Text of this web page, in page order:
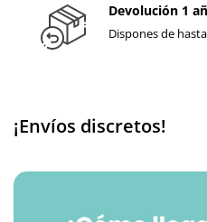
Devolución 1
Dispones de
¡Envíos discretos!